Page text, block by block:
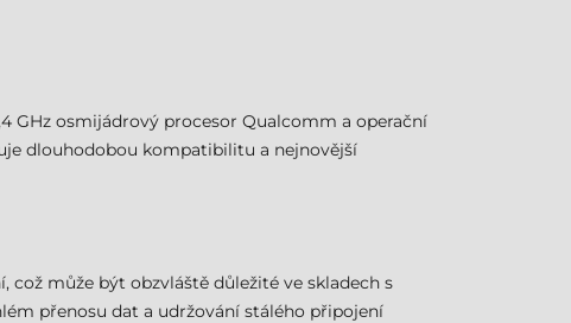
GHz osmijádrový procesor Qualcomm a operační
dlouhodobou kompatibilitu a nejnovější
může být obzvláště důležité ve skladech s
přenosu dat a udržování stálého připojení